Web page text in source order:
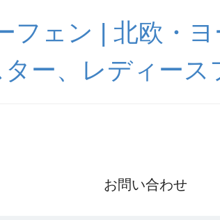
フェン | 北欧・ヨ
ー、レディース
お問い合わせ